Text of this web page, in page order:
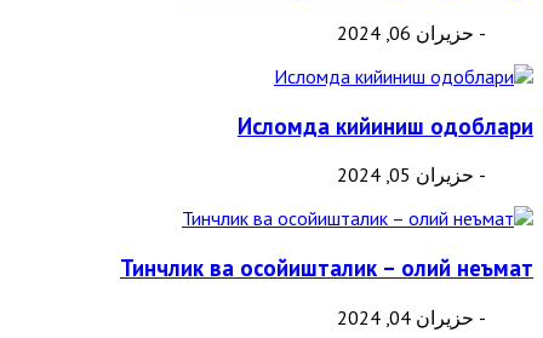
- حزيران 06, 2024
Исломда кийиниш одоблари
- حزيران 05, 2024
Тинчлик ва осойишталик – олий неъмат
- حزيران 04, 2024